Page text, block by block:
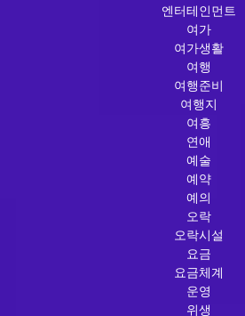
엔터테인먼트
여가
여가생활
여행
여행준비
여행지
여흥
연애
예술
예약
예의
오락
오락시설
요금
요금체계
운영
위생